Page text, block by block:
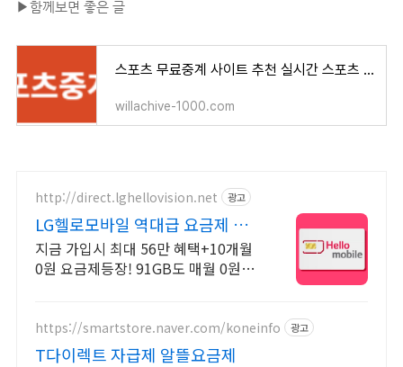
▶함께보면 좋은 글
스포츠 무료중계 사이트 추천 실시간 스포츠 중계 시청하기
willachive-1000.com
http://direct.lghellovision.net 광고
LG헬로모바일 역대급 요금제 편
의점 유심, 이심 즉시개통
지금 가입시 최대 56만 혜택+10개월
0원 요금제등장! 91GB도 매월 0원으
https://smartstore.naver.com/koneinfo 광고
T다이렉트 자급제 알뜰요금제